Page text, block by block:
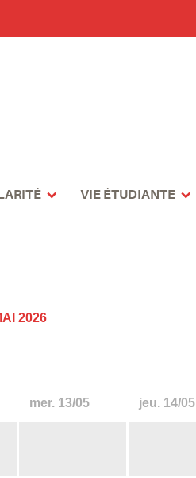
VIE ÉTUDIANTE
2026
mer. 13/05 jeu. 14/05